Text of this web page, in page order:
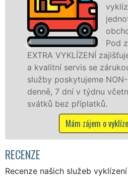
vyklízení, a to jak pro
jednotlivce, tak pro
obchodní společnosti.
Pod značkou sítě
zajišťujeme profesionální
kvality. Naše
NON-STOP 24 hodin
včetně víkendů a
RECENZE
Recenze našich služeb